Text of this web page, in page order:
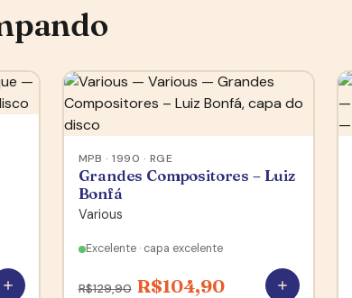
MPB · 1990 · RGE
Grandes Compositores – Luiz
Bonfá
Various
Excelente · capa excelente
R$129,90 R$104,90